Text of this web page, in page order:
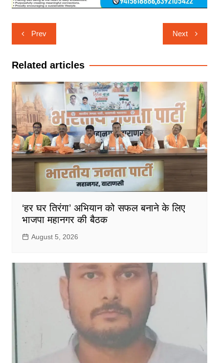
Post
navigation
Prev Next
Related articles
‘हर घर तिरंगा’ अभियान को सफल बनाने के लिए
भाजपा महानगर की बैठक
August 5, 2026